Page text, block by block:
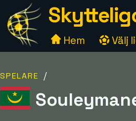
Hem Välj
SPELARE /